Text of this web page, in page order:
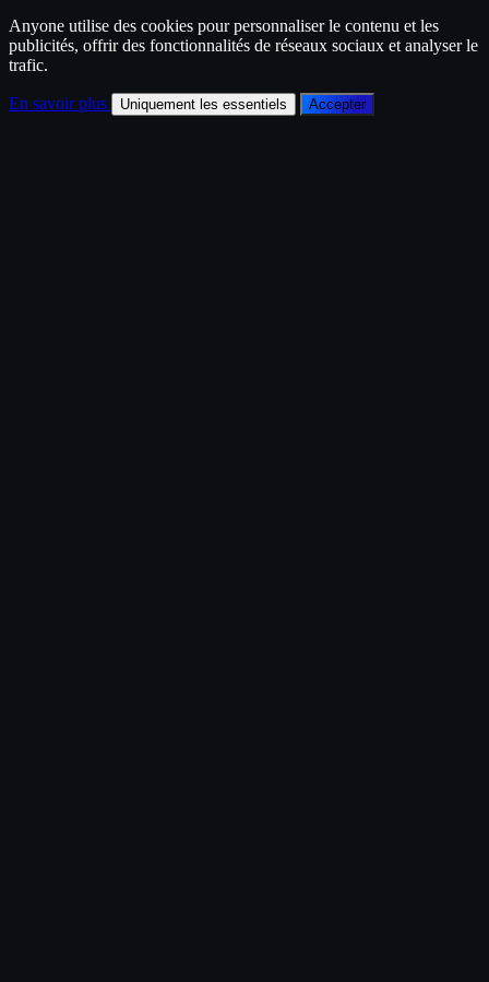
Anyone utilise des cookies pour personnaliser le contenu et les
publicités, offrir des fonctionnalités de réseaux sociaux et analyser le
trafic.
En savoir plus Uniquement les essentiels Accepter